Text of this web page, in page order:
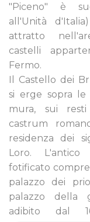
"Piceno" è
all'Unità
attratto
castelli
Fermo.
Il Castello dei
si erge sopra le
mura, sui
castrum
residenza dei
Loro. L'antico
fotificato
palazzo dei
palazzo della
adibito dal